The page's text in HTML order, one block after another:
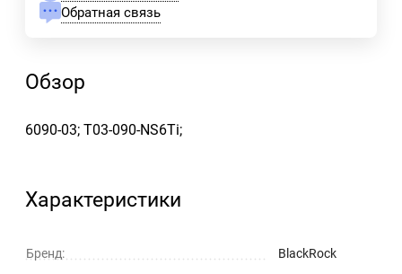
Обратная связь
Обзор
6090-03; T03-090-NS6Ti;
Характеристики
Бренд: BlackRock